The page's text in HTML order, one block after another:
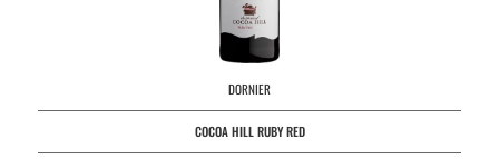
DORNIER
COCOA HILL RUBY RED